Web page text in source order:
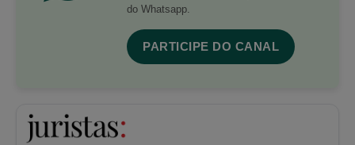
do Whatsapp.
PARTICIPE DO CANAL